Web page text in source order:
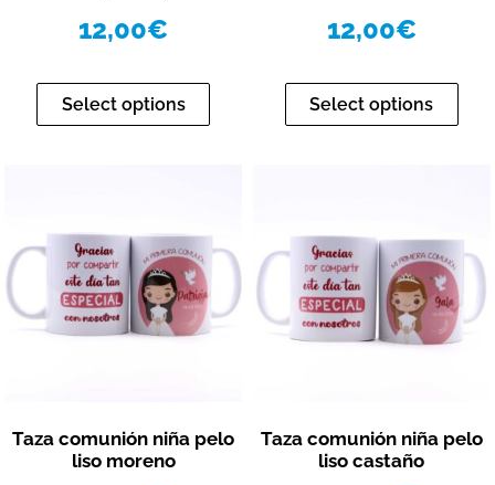
12,00€
Select options
12,00€
Select options
Taza comunión niña pelo
liso moreno
Taza comunión niña pelo
liso castaño